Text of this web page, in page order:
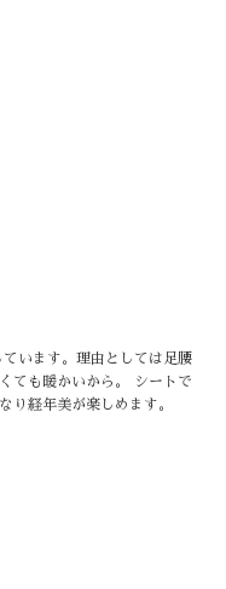
います。理由としては足腰
ても暖かいから。 シートで
り経年美が楽しめます。